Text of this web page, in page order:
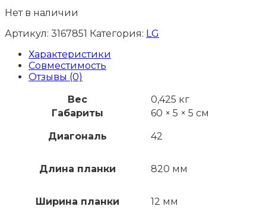
Нет в наличии
Артикул: 3167851 Категория: LG
Характеристики
Совместимость
Отзывы (0)
Вес
0,425 кг
Габариты
60 × 5 × 5 см
Диагональ 42
Длина планки 820 мм
Ширина планки 12 мм